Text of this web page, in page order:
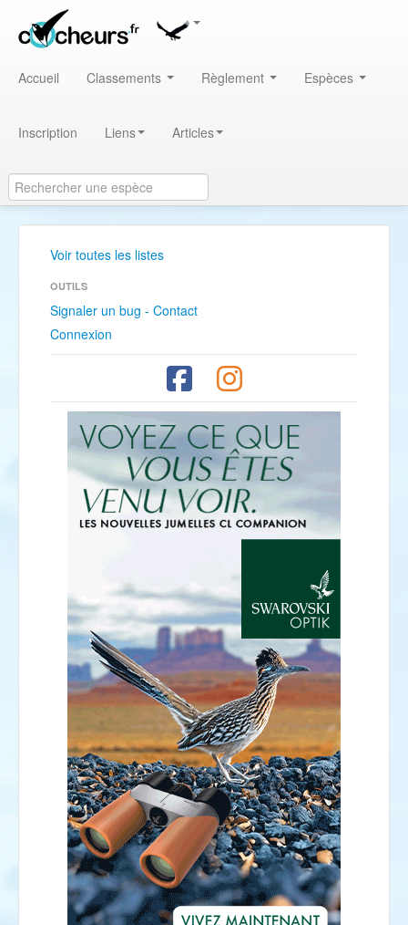
Accueil Classements Règlement Espèces
Inscription Liens Articles
Voir toutes les listes
OUTILS
Signaler un bug - Contact
Connexion